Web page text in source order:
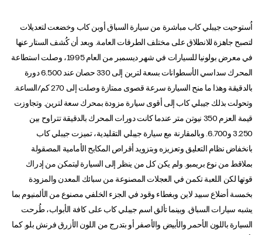
اُستوحيت جيبلي كاب مباشرة من سيارة السباق أوبن كاب وخضعت لتعديلات
لتصبح جاهزة للانطلاق على مختلف الطرقات العامة. وبعد أن كُشف الستار عنها
في معرض بولونيا للسيارات في شهر ديسمبر من العام 1995، وصلت استطاعة
المحرك سداسي الأسطوانات بسعة لترين إلى 330 حصان عند 6.500 دورة
بالدقيقة وهذا ما منح السيارة سرعة قصوى ممتازة وصلت إلى 270 كم/الساعة.
وتحولت بذلك جيبلي كاب إلى أقوى سيارة مزودة بمحرك سعة لترين. وتجاوزت
قيمة العزم 350 نيوتن متر عندما كانت دورات المحرك بالدقيقة تتراوح بين
3.250 و6.700. وبالمقارنة مع سيارة جيبلي التقليدية، تميزت جيبلي كاب
بانخفاض نظام التعليق وتعزيزه وبتزويد أقراص المكابح الأمامية المصقولة
بملاقط من نوع بريمبو. ولم يكن كل من ينظر إلى السيارة ليتمكن من إدراك
قوتها لكن اللعبة تكمن في العجلات المصنوعة من سبائك المعدن والمزودة
بخمسة أضلاع سبيد لاين وبغطاء وقود في الجزء الخلفي مصنوع من الألمنيوم بما
يشبه سيارات السباق. وبينما تألق اسم جيبلي كاب على كافة الأبواب، طُرحت
السيارة باللون الأحمر والأبيض والأصفر أو بتدرج من اللون الأزرق فرنش بلو. كما